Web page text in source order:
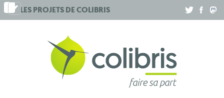
Aller
au
LES PROJETS DECOLIBRIS